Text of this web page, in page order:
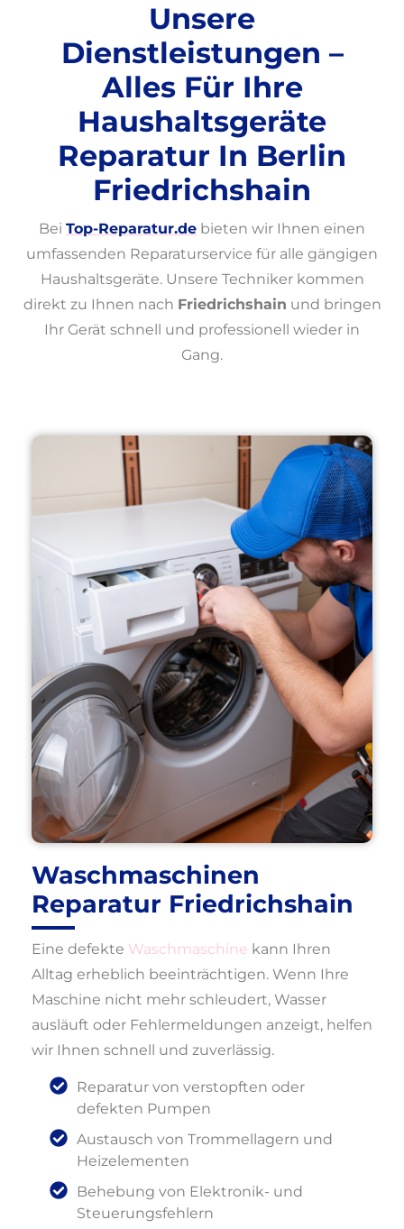
Unsere
Dienstleistungen –
Alles Für Ihre
Haushaltsgeräte
Reparatur In Berlin
Friedrichshain
Bei Top-Reparatur.de bieten wir Ihnen einen
umfassenden Reparaturservice für alle gängigen
Haushaltsgeräte. Unsere Techniker kommen
direkt zu Ihnen nach Friedrichshain und bringen
Ihr Gerät schnell und professionell wieder in
Gang.
Waschmaschinen
Reparatur Friedrichshain
Eine defekte Waschmaschine kann Ihren
Alltag erheblich beeinträchtigen. Wenn Ihre
Maschine nicht mehr schleudert, Wasser
ausläuft oder Fehlermeldungen anzeigt, helfen
wir Ihnen schnell und zuverlässig.
Reparatur von verstopften oder
defekten Pumpen
Austausch von Trommellagern und
Heizelementen
Behebung von Elektronik- und
Steuerungsfehlern